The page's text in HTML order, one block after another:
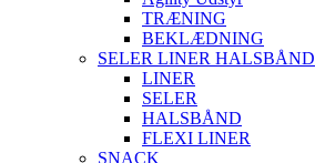
TRÆNING
BEKLÆDNING
SELER LINER HALSBÅND
LINER
SELER
HALSBÅND
FLEXI LINER
SNACK